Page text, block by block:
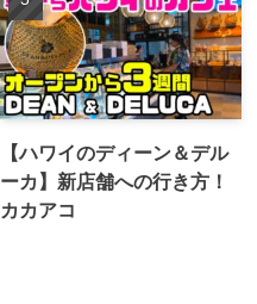
【ハワイのディーン＆デル
ーカ】新店舗への行き方！
カカアコ